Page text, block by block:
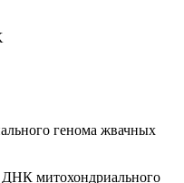
генома жвачных
ДНК митохондриального